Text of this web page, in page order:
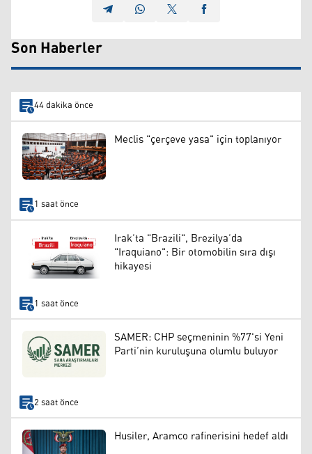
Son Haberler
44 dakika önce
Meclis "çerçeve yasa" için toplanıyor
1 saat önce
Irak’ta "Brazili", Brezilya’da
"Iraquiano": Bir otomobilin sıra dışı
hikayesi
1 saat önce
SAMER: CHP seçmeninin %77'si Yeni
Parti’nin kuruluşuna olumlu buluyor
2 saat önce
Husiler, Aramco rafinerisini hedef aldı